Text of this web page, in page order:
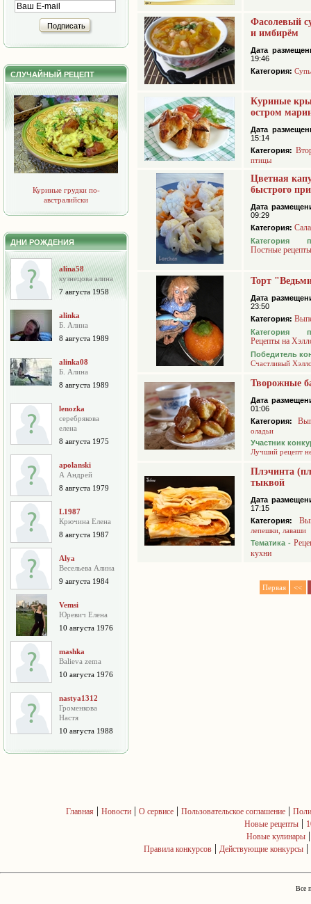
Подписать
СЛУЧАЙНЫЙ РЕЦЕПТ
Куриные грудки по-
австралийски
ДНИ РОЖДЕНИЯ
alina58
кузнецова алина
7 августа 1958
alinka
Б. Алина
8 августа 1989
alinka08
Б. Алина
8 августа 1989
lenozka
серебрякова
елена
8 августа 1975
apolanski
А Андрей
8 августа 1979
L1987
Крючина Елена
8 августа 1987
Alya
Весельева Алина
9 августа 1984
Vemsi
Юревич Елена
10 августа 1976
mashka
Balieva zema
10 августа 1976
nastya1312
Громенкова
Настя
10 августа 1988
Фасолевый
и имбирём
Дата
19:46
Категория:
Куриные
остром
Дата
15:14
Категория:
птицы
Цветная
быстрого
Дата
09:29
Категория:
Категория
Постные рецепты
Торт
Дата
23:50
Категория:
Категория
Рецепты на
Победитель
Счастливый
Творожные
Дата
01:06
Категория:
оладьи
Участник
Лучший рецепт
Плэчинта
тыквой
Дата
17:15
Категория:
лепешки, лаваши
Тематика -
кухни
Первая <<
Главная | Новости| О сервисе| Пользовательское соглашение|
Новые рецепты |
Новые кулинары
Правила конкурсов | Действующие конкурсы |
Все